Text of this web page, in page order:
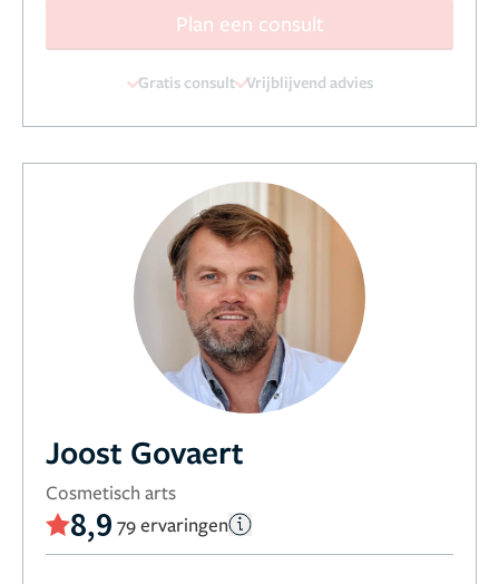
Plan een consult
Gratis consult Vrijblijvend advies
Joost Govaert
Cosmetisch arts
8,9 79 ervaringen